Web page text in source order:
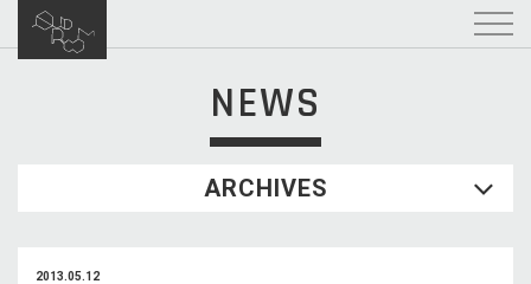
NEWS
ARCHIVES
2013.05.12